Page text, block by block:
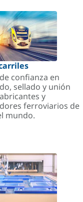
confianza en
sellado y unión
y
ferroviarios de
mundo.